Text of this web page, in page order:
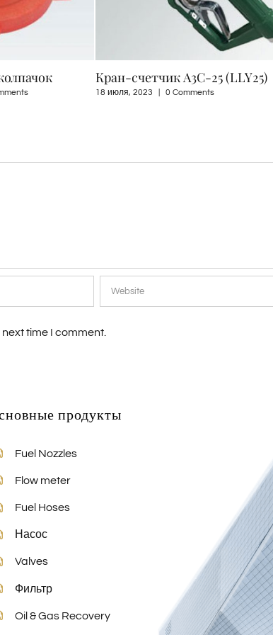
(LLY25) Отрывной клапан для добычи
нефти и газа и Отрывной ZVA
time I comment.
Fuel Nozzles
Flow meter
Fuel Hoses
Насос
Valves
Фильтр